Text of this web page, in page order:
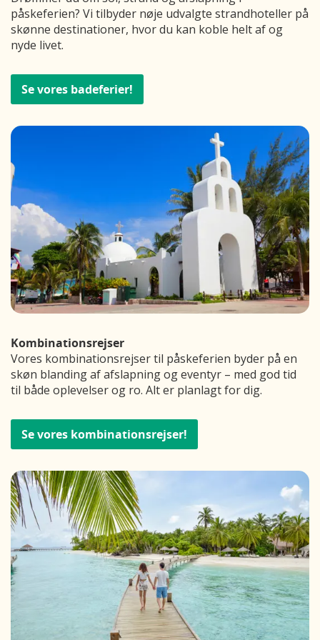
påskeferien? Vi tilbyder nøje udvalgte strandhoteller på
skønne destinationer, hvor du kan koble helt af og
nyde livet.
Se vores badeferier!
Kombinationsrejser
Vores kombinationsrejser til påskeferien byder på en
skøn blanding af afslapning og eventyr – med god tid
til både oplevelser og ro. Alt er planlagt for dig.
Se vores kombinationsrejser!